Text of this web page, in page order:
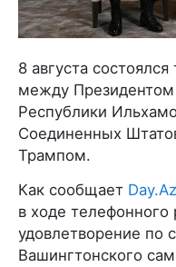
8 августа
между
Республики
Соединенных
Трампом.
Как сообщает Day.Az
в ходе
удовлетворение по
Вашингтонского